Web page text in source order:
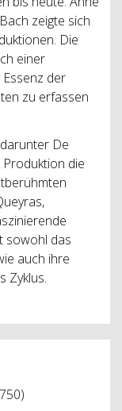
zeigte sich
Die
einer
der
zu erfassen
De
die
sowohl das
auch ihre
Zyklus.